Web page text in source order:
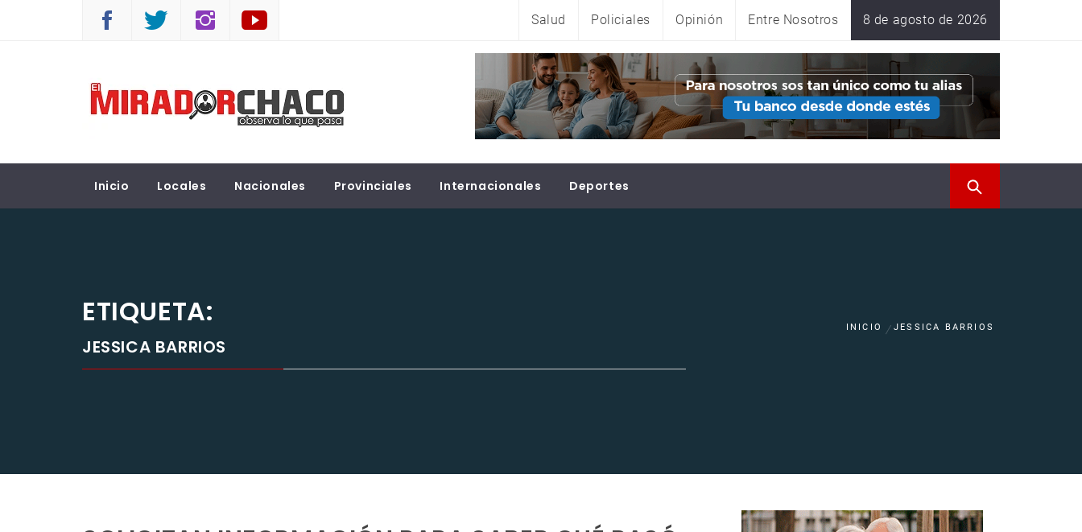
Salud Policiales Opinión Entre Nosotros 8 de agosto de 2026
EL MIRADOR CHACO
Inicio Locales Nacionales Provinciales Internacionales Deportes
ETIQUETA:
JESSICA BARRIOS
INICIO JESSICA BARRIOS